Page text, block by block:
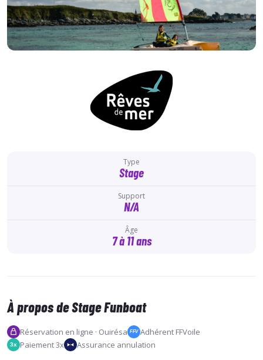
Type
Stage
Support
N/A
Âge
7 à 11 ans
À propos de Stage Funboat
Réservation en ligne · Ouirésa FFV Adhérent FFVoile
3x Paiement 3x Assurance annulation